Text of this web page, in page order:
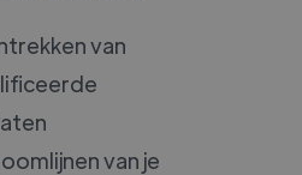
van
van je